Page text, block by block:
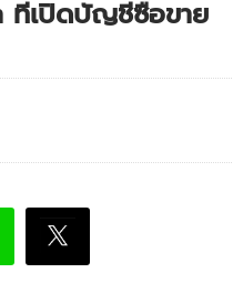
ที่เปิดบัญชีซื้อขาย